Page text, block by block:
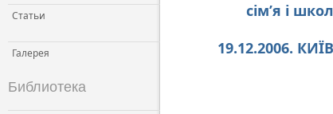
Статьи
Галерея
Библиотека
сім’я і
19.12.2006.